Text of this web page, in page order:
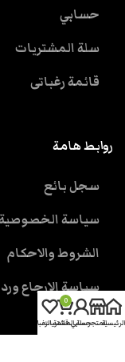
حسابي
سلة المشتريات
قائمة رغباتى
روابط هامة
سجل بائع
سياسة
الشروط والاحكام
سياسة الارجاع ورد
الرئيسيةالمتجرحسابي
0
سلة المشتريات
قائمة الرغبات